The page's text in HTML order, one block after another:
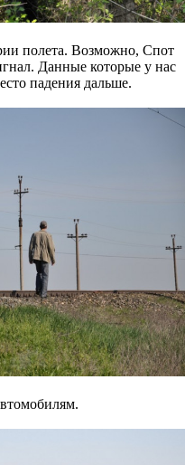
полета. Возможно, Спот
Данные которые у нас
падения дальше.